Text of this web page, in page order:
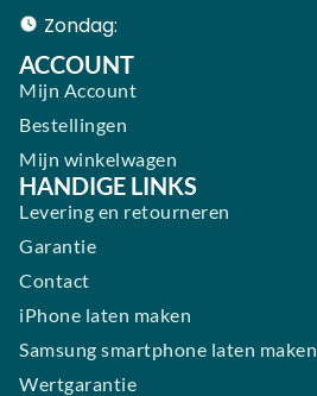
Zondag:
ACCOUNT
Mijn Account
Bestellingen
Mijn winkelwagen
HANDIGE LINKS
Levering en retourneren
Garantie
Contact
iPhone laten maken
Samsung smartphone laten maken
Wertgarantie